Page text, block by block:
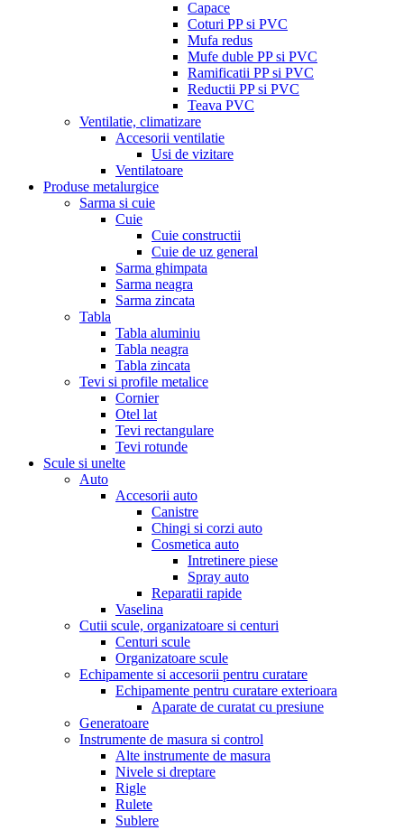
Capace
Coturi PP si PVC
Mufa redus
Mufe duble PP si PVC
Ramificatii PP si PVC
Reductii PP si PVC
Teava PVC
Ventilatie, climatizare
Accesorii ventilatie
Usi de vizitare
Ventilatoare
Produse metalurgice
Sarma si cuie
Cuie
Cuie constructii
Cuie de uz general
Sarma ghimpata
Sarma neagra
Sarma zincata
Tabla
Tabla aluminiu
Tabla neagra
Tabla zincata
Tevi si profile metalice
Cornier
Otel lat
Tevi rectangulare
Tevi rotunde
Scule si unelte
Auto
Accesorii auto
Canistre
Chingi si corzi auto
Cosmetica auto
Intretinere piese
Spray auto
Reparatii rapide
Vaselina
Cutii scule, organizatoare si centuri
Centuri scule
Organizatoare scule
Echipamente si accesorii pentru curatare
Echipamente pentru curatare exterioara
Aparate de curatat cu presiune
Generatoare
Instrumente de masura si control
Alte instrumente de masura
Nivele si dreptare
Rigle
Rulete
Sublere